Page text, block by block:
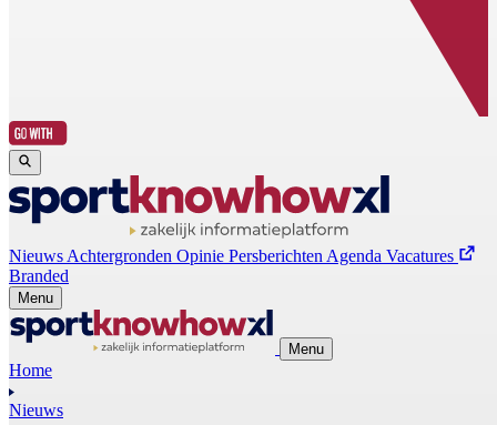
Nieuws Achtergronden Opinie Persberichten Agenda Vacatures
Branded
Menu
Menu
Home
Nieuws